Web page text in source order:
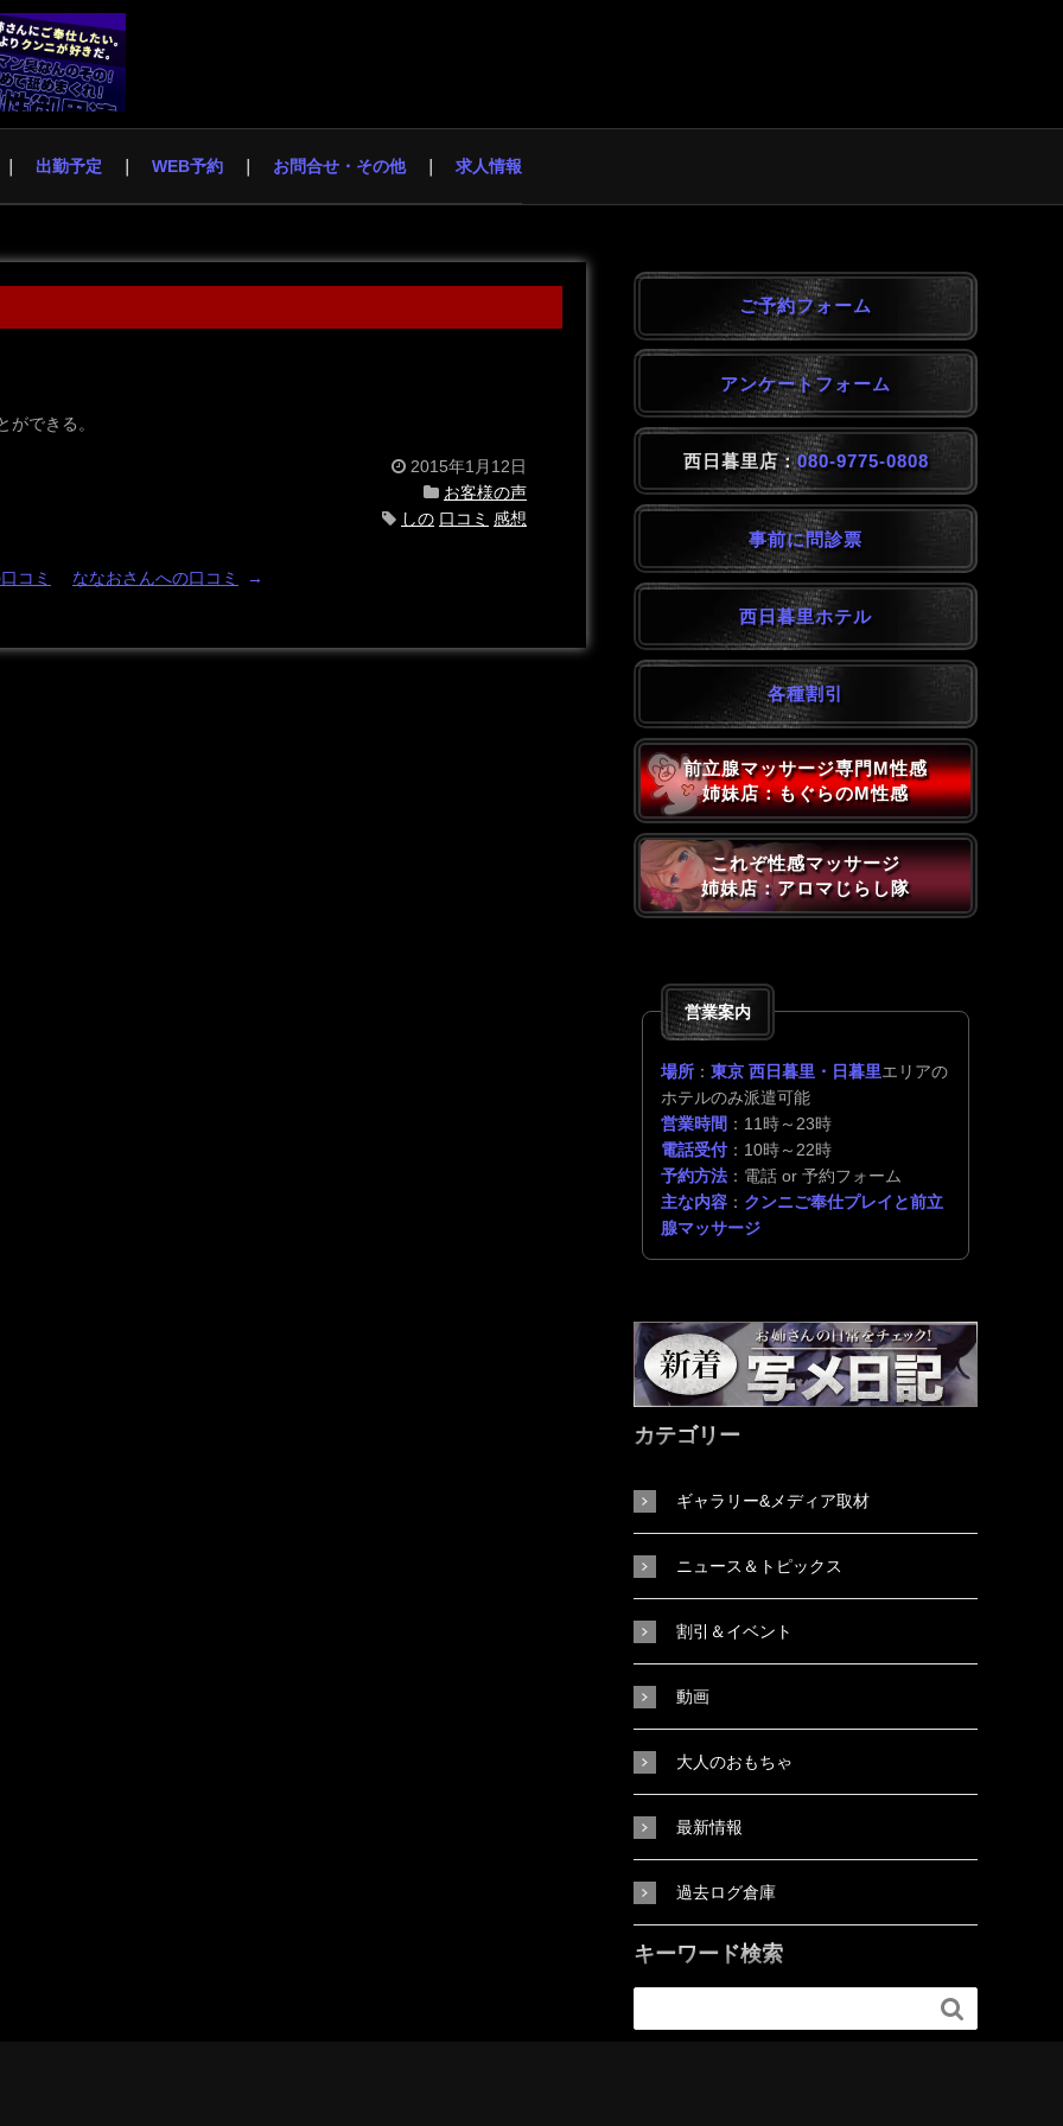
出勤予定 WEB予約 お問合せ・その他 求人情報
できる。
2015年1月12日
お客様の声
しの 口コミ 感想
コミ ななおさんへの口コミ →
ご予約フォーム
アンケートフォーム
西日暮里店：080-9775-0808
事前に問診票
西日暮里ホテル
各種割引
前立腺マッサージ専門M性感
姉妹店：もぐらのM性感
これぞ性感マッサージ
姉妹店：アロマじらし隊
営業案内
場所 ： 東京 西日暮里・日暮里エリアの
ホテルのみ派遣可能
営業時間 ：11時～23時
電話受付：10時～22時
予約方法 ：電話 or 予約フォーム
主な内容 ： クンニご奉仕プレイと前立
腺マッサージ
カテゴリー
ギャラリー&メディア取材
ニュース＆トピックス
割引＆イベント
動画
大人のおもちゃ
最新情報
過去ログ倉庫
キーワード検索
